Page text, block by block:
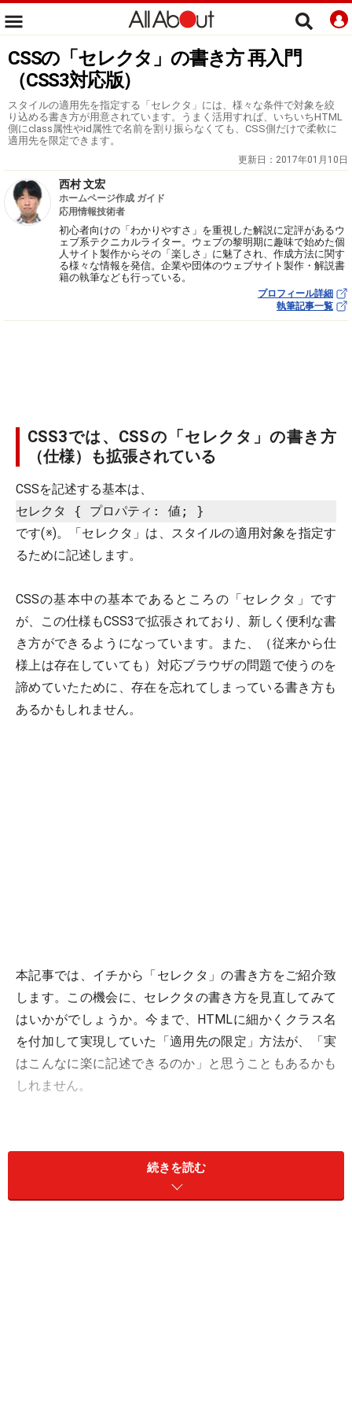
CSSの「セレクタ」の書き方 再入門
（CSS3対応版）
スタイルの適用先を指定する「セレクタ」には、様々な条件で対象を絞
り込める書き方が用意されています。うまく活用すれば、いちいちHTML
側にclass属性やid属性で名前を割り振らなくても、CSS側だけで柔軟に
適用先を限定できます。
更新日： 2017年01月10日
西村 文宏
ホームページ作成 ガイド
応用情報技術者
初心者向けの「わかりやすさ」を重視した解説に定評があるウ
ェブ系テクニカルライター。ウェブの黎明期に趣味で始めた個
人サイト製作からその「楽しさ」に魅了され、作成方法に関す
る様々な情報を発信。企業や団体のウェブサイト製作・解説書
籍の執筆なども行っている。
プロフィール詳細
執筆記事一覧
CSS3では、CSSの「セレクタ」の書き方
（仕様）も拡張されている
CSSを記述する基本は、
です(※)。「セレクタ」は、スタイルの適用対象を指定す
るために記述します。
CSSの基本中の基本であるところの「セレクタ」です
が、この仕様もCSS3で拡張されており、新しく便利な書
き方ができるようになっています。また、（従来から仕
様上は存在していても）対応ブラウザの問題で使うのを
諦めていたために、存在を忘れてしまっている書き方も
あるかもしれません。
本記事では、イチから「セレクタ」の書き方をご紹介致
します。この機会に、セレクタの書き方を見直してみて
はいかがでしょうか。今まで、HTMLに細かくクラス名
を付加して実現していた「適用先の限定」方法が、「実
はこんなに楽に記述できるのか」と思うこともあるかも
しれません。
を複数記述する際の区切り文字として使います。ですか
ら、「プロパティと値」を1セットしか書かないのな
ら、セミコロンはなくても構いません。ただ、後からス
続きを読む